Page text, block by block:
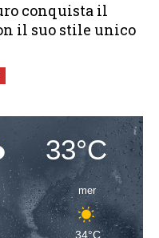
conquista il
il suo stile unico
33°C
mer
34°C